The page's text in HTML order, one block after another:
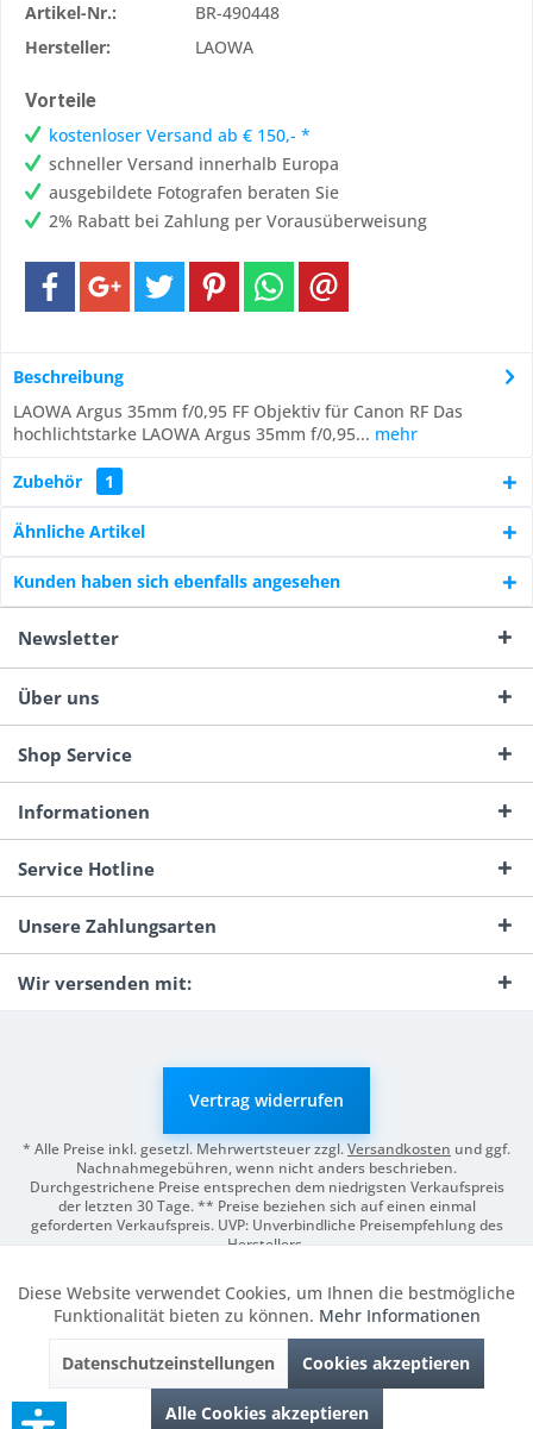
Artikel-Nr.:
BR-490448
Hersteller:
LAOWA
Vorteile
kostenloser Versand ab € 150,- *
schneller Versand innerhalb Europa
ausgebildete Fotografen beraten Sie
2% Rabatt bei Zahlung per Vorausüberweisung
Beschreibung
LAOWA Argus 35mm f/0,95 FF Objektiv für Canon RF Das
hochlichtstarke LAOWA Argus 35mm f/0,95... mehr
Zubehör 1
Ähnliche Artikel
Kunden haben sich ebenfalls angesehen
Newsletter
Über uns
Shop Service
Informationen
Service Hotline
Unsere Zahlungsarten
Wir versenden mit:
Vertrag widerrufen
* Alle Preise inkl. gesetzl. Mehrwertsteuer zzgl.Versandkosten und ggf.
Nachnahmegebühren, wenn nicht anders beschrieben.
Durchgestrichene Preise entsprechen dem niedrigsten Verkaufspreis
der letzten 30 Tage. ** Preise beziehen sich auf einen einmal
geforderten Verkaufspreis. UVP: Unverbindliche Preisempfehlung des
Herstellers.
Funktionale Aktiv
Marketing Inaktiv
Diese Website verwendet Cookies, um Ihnen die bestmögliche
Funktionalität bieten zu können. Mehr Informationen
Datenschutzeinstellungen Cookies akzeptieren
Alle Cookies akzeptieren